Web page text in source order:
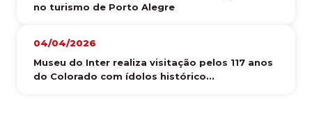
no turismo de Porto Alegre
04/04/2026
Museu do Inter realiza visitação pelos 117 anos
do Colorado com ídolos histórico...